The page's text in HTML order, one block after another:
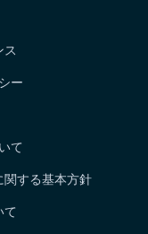
ス
ー
て
関する基本方針
て